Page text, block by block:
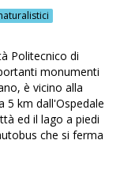
Politecnico di
monumenti
è vicino alla
5 km dall'Ospedale
ed il lago a piedi
che si ferma